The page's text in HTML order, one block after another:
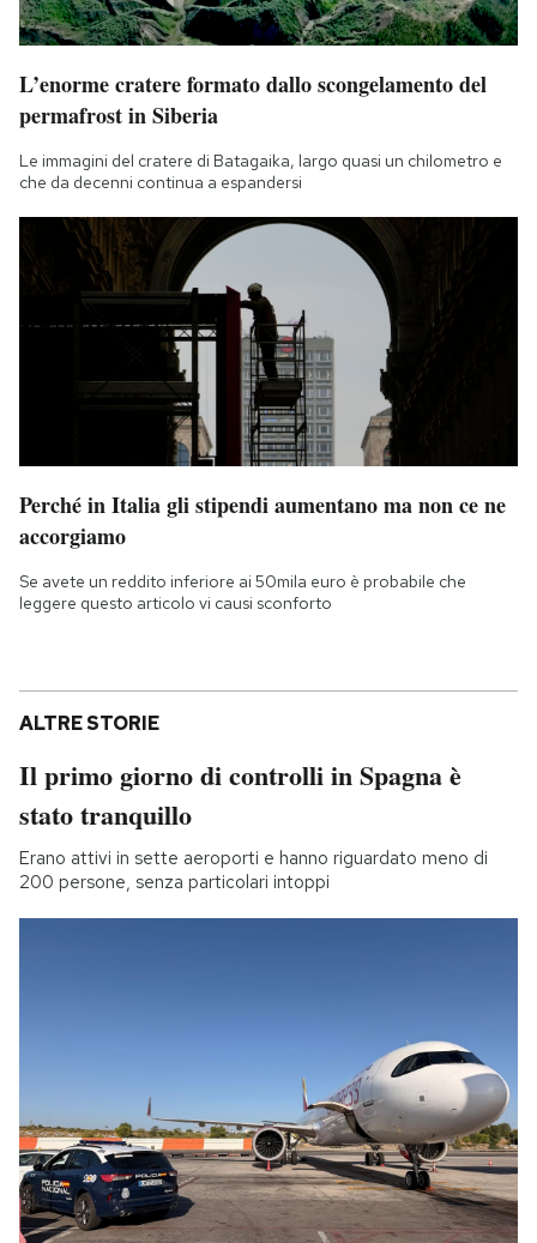
L’enorme cratere formato dallo scongelamento del
permafrost in Siberia
Le immagini del cratere di Batagaika, largo quasi un chilometro e
che da decenni continua a espandersi
Perché in Italia gli stipendi aumentano ma non ce ne
accorgiamo
Se avete un reddito inferiore ai 50mila euro è probabile che
leggere questo articolo vi causi sconforto
ALTRE STORIE
Il primo giorno di controlli in Spagna è
stato tranquillo
Erano attivi in sette aeroporti e hanno riguardato meno di
200 persone, senza particolari intoppi